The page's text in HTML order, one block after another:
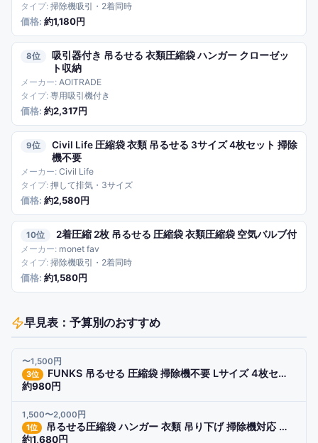
掃除機吸引・2着同時
約1,180円
8
吸引器付き 吊るせる 衣類圧縮袋 ハンガー クローゼッ
ト収納
AOITRADE
専用吸引機付き
約2,317円
9
Civil Life 圧縮袋 衣類 吊るせる 3サイズ 4枚セット 掃除
機不要
Civil Life
押して排気・3サイズ
約2,580円
10 2着圧縮 2枚 吊るせる 圧縮袋 衣類圧縮袋 空気バルブ付
monet fav
掃除機吸引・2着同時
約1,580円
早見表：予算別のおすすめ
〜1,500円
3位 FUNKS 吊るせる 圧縮袋 掃除機不要 Lサイズ 4枚セット 135cm
約980円
1,500〜2,000円
1位 吊るせる圧縮袋 ハンガー 衣類 吊り下げ 掃除機対応 クローゼット
約1,680円